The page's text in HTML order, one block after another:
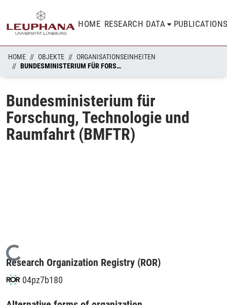
HOME RESEARCH DATA
HOME OBJEKTE
ORGANISATIONSEINHEITEN
BUNDESMINISTERIUM FÜR FORSCHUNG, TECHNOLOGIE UND RAUMFAHRT (BMFTR)
Bundesministerium für
Forschung, Technologie und
Raumfahrt (BMFTR)
Loading...
Research Organization Registry (ROR)
04pz7b180